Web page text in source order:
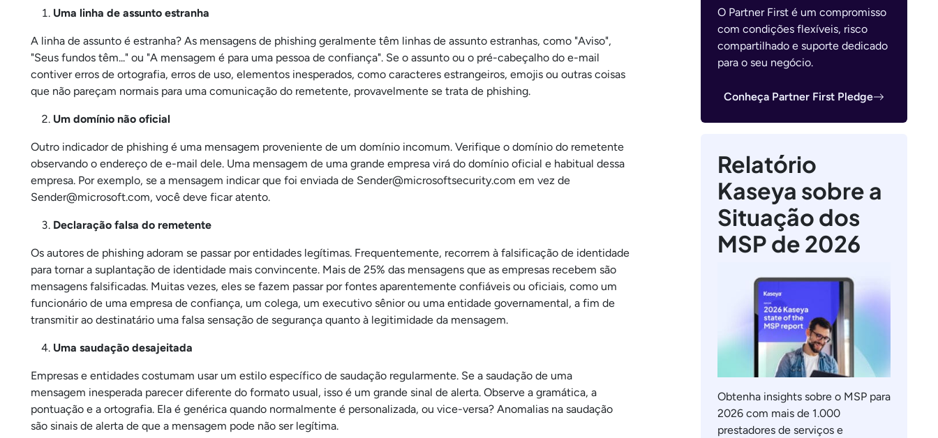
Uma linha de assunto estranha
A linha de assunto é estranha? As mensagens de phishing geralmente têm linhas de assunto estranhas, como "Aviso",
"Seus fundos têm..." ou "A mensagem é para uma pessoa de confiança". Se o assunto ou o pré-cabeçalho do e-mail
contiver erros de ortografia, erros de uso, elementos inesperados, como caracteres estrangeiros, emojis ou outras coisas
que não pareçam normais para uma comunicação do remetente, provavelmente se trata de phishing.
Um domínio não oficial
Outro indicador de phishing é uma mensagem proveniente de um domínio incomum. Verifique o domínio do remetente
observando o endereço de e-mail dele. Uma mensagem de uma grande empresa virá do domínio oficial e habitual dessa
empresa. Por exemplo, se a mensagem indicar que foi enviada de Sender@microsoftsecurity.com em vez de
Sender@microsoft.com, você deve ficar atento.
Declaração falsa do remetente
Os autores de phishing adoram se passar por entidades legítimas. Frequentemente, recorrem à falsificação de identidade
para tornar a suplantação de identidade mais convincente. Mais de 25% das mensagens que as empresas recebem são
mensagens falsificadas. Muitas vezes, eles se fazem passar por fontes aparentemente confiáveis ou oficiais, como um
funcionário de uma empresa de confiança, um colega, um executivo sênior ou uma entidade governamental, a fim de
transmitir ao destinatário uma falsa sensação de segurança quanto à legitimidade da mensagem.
Uma saudação desajeitada
Empresas e entidades costumam usar um estilo específico de saudação regularmente. Se a saudação de uma
mensagem inesperada parecer diferente do formato usual, isso é um grande sinal de alerta. Observe a gramática, a
pontuação e a ortografia. Ela é genérica quando normalmente é personalizada, ou vice-versa? Anomalias na saudação
são sinais de alerta de que a mensagem pode não ser legítima.
O Partner First é um compromisso
com condições flexíveis, risco
compartilhado e suporte dedicado
para o seu negócio.
Conheça Partner First Pledge
Relatório
Kaseya sobre a
Situação dos
MSP de 2026
Obtenha insights sobre o MSP para
2026 com mais de 1.000
prestadores de serviços e